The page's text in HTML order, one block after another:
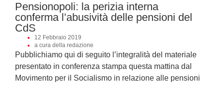
Pensionopoli: la perizia interna
conferma l’abusività delle pensioni del
CdS
12 Febbraio 2019
a cura della redazione
Pubblichiamo qui di seguito l’integralità del materiale
presentato in conferenza stampa questa mattina dal
Movimento per il Socialismo in relazione alle pensioni